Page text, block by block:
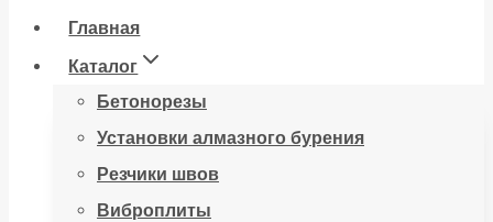
Главная
Каталог
Бетонорезы
Установки алмазного бурения
Резчики швов
Виброплиты